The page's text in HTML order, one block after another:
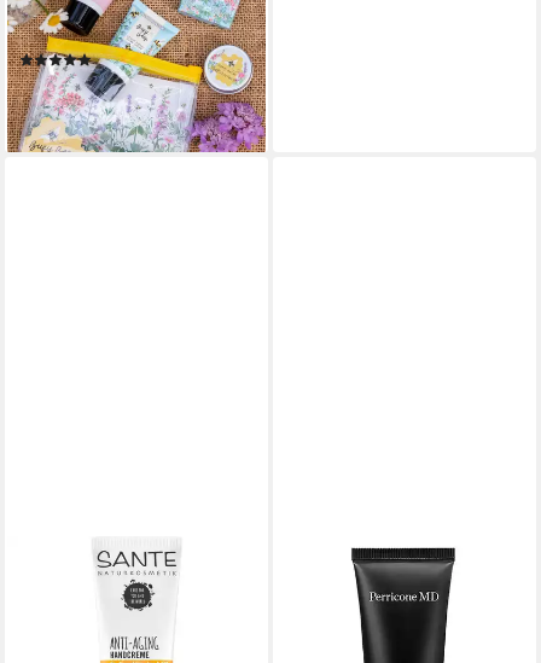
tlg., Bussy Bees - Vegan
Honey
(1)
17,25 €
(172,50 €/ 1 l)
lieferbar - in 6-8 Werktagen bei dir
Handcreme Anti Aging, 75 ml
lieferbar - in 3-4 Werktagen bei dir